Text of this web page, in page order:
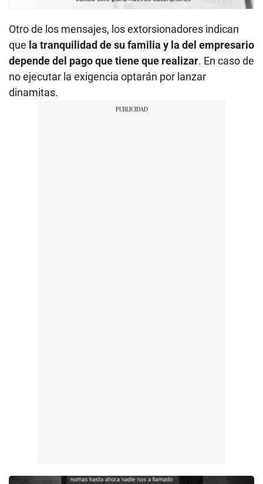
Otro de los mensajes, los extorsionadores indican
que la tranquilidad de su familia y la del empresario
depende del pago que tiene que realizar. En caso de
no ejecutar la exigencia optarán por lanzar
dinamitas.